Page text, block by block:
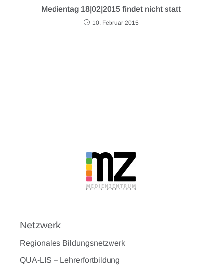
Medientag 18|02|2015 findet nicht statt
10. Februar 2015
Netzwerk
Regionales Bildungsnetzwerk
QUA-LIS – Lehrerfortbildung